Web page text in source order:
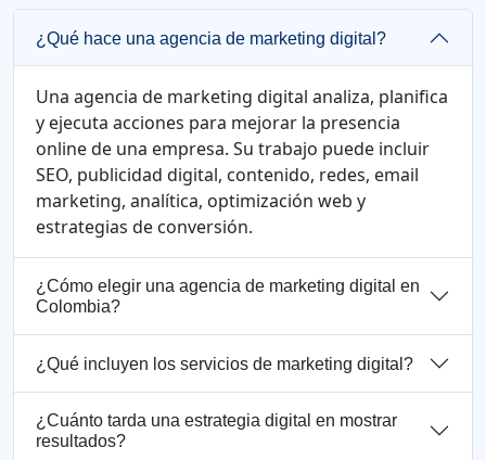
¿Qué hace una agencia de marketing digital?
Una agencia de marketing digital analiza, planifica
y ejecuta acciones para mejorar la presencia
online de una empresa. Su trabajo puede incluir
SEO, publicidad digital, contenido, redes, email
marketing, analítica, optimización web y
estrategias de conversión.
¿Cómo elegir una agencia de marketing digital en
Colombia?
¿Qué incluyen los servicios de marketing digital?
¿Cuánto tarda una estrategia digital en mostrar
resultados?